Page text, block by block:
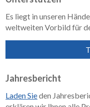
Es liegt in unseren
weltweiten Vorbild für
Jahresbericht
Laden Sieden